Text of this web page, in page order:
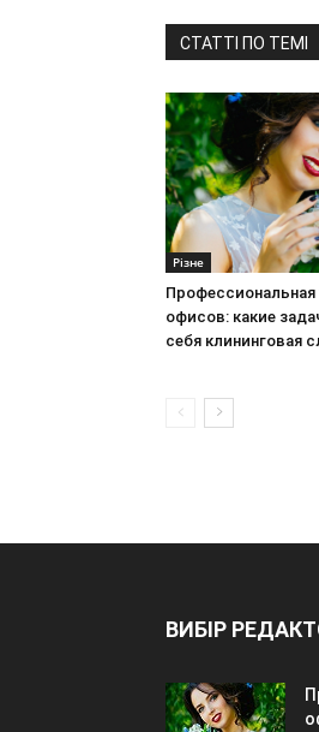
СТАТТІ ПО ТЕМІ
Різне
Профессиональная
офисов: какие
себя клининговая
ВИБІР